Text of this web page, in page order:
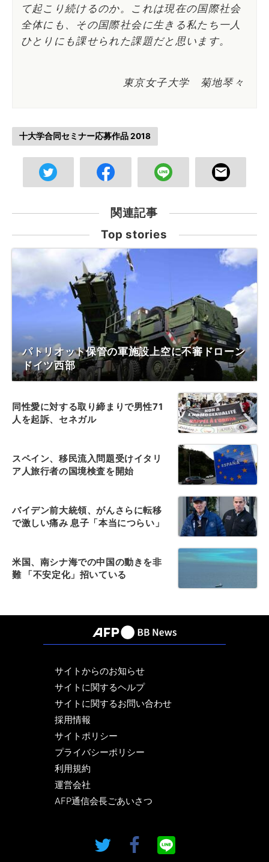
て起こり続けるのか。これは現在の国際社会
全体にも、その国際社会に生きる私たち一人
ひとりにも課せられた課題だと思います。
東京女子大学 菊地琴々
十大学合同セミナー応募作品 2018
関連記事
Top stories
パトリオット保管の軍施設上空に不審ドローン
ドイツ西部
同性愛に対する取り締まりで男性71
人を起訴、セネガル
スペイン、移民流入問題受けイタリ
ア人旅行者の国境検査を開始
バイデン前大統領、がんさらに転移
で激しい痛み 息子「本当につらい」
米国、南シナ海での中国の動きを非
難 「不安定化」招いている
サイトからのお知らせ
サイトに関するヘルプ
サイトに関するお問い合わせ
採用情報
サイトポリシー
プライバシーポリシー
利用規約
運営会社
AFP通信会長ごあいさつ